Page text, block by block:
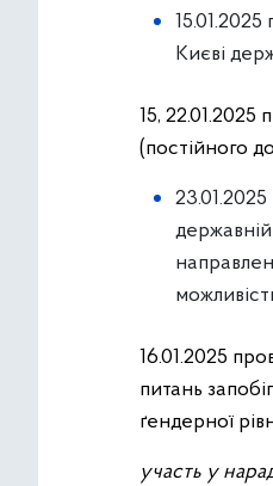
Києві
15, 22.01.2025
(постійного
державній
16.01.2025
питань
ґендерної
участь у